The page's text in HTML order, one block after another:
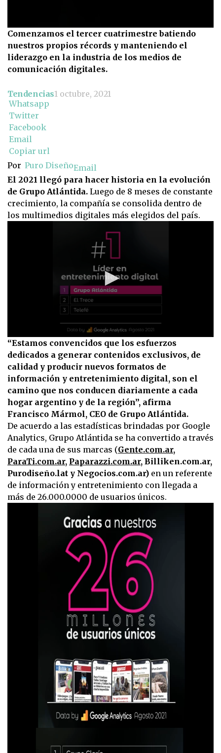
Comenzamos el tercer cuatrimestre batiendo
nuestros propios récords y manteniendo el
liderazgo en la industria de los medios de
comunicación digitales.
Tendencias1 octubre, 2021
Whatsapp
Twitter
Facebook
Email
Copiar url
Por Puro DiseñoEmail
El 2021 llegó para hacer historia en la evolución
de Grupo Atlántida. Luego de 8 meses de constante
crecimiento, la compañía se consolida dentro de
los multimedios digitales más elegidos del país.
0
seconds
of
15
seconds
“Estamos convencidos que los esfuerzos
dedicados a generar contenidos exclusivos, de
calidad y producir nuevos formatos de
información y entretenimiento digital, son el
camino que nos conducen diariamente a cada
hogar argentino y de la región’’, afirma
Francisco Mármol, CEO de Grupo Atlántida.
De acuerdo a las estadísticas brindadas por Google
Analytics, Grupo Atlántida se ha convertido a través
de cada una de sus marcas (Gente.com.ar,
ParaTi.com.ar, Paparazzi.com.ar, Billiken.com.ar,
Purodiseño.lat y Negocios.com.ar) en un referente
de información y entretenimiento con llegada a
más de 26.000.0000 de usuarios únicos.